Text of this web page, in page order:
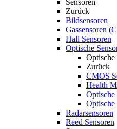
Sensoren
Zurück
Bildsensoren
Gassensoren
Hall Sensoren
Optische
Optische
Zurück
CMOS
Health
Optische
Optische
Radarsensoren
Reed Sensoren